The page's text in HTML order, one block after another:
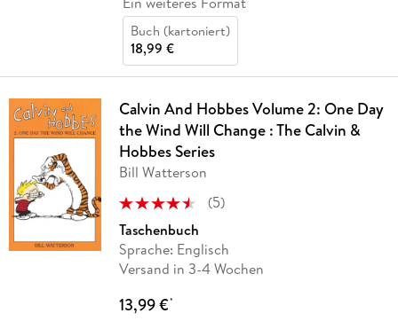
Buch (kartoniert)
18,99 €
Calvin And Hobbes Volume 2: One Day
the Wind Will Change : The Calvin &
Hobbes Series
Bill Watterson
(5)
Taschenbuch
Sprache: Englisch
Versand in 3-4 Wochen
13,99 €*